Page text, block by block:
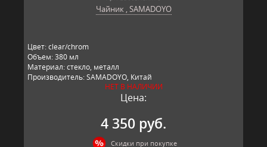
Чайник , SAMADOYO
Цвет: clear/chrom
Объем: 380 мл
Материал: стекло, металл
Производитель: SAMADOYO, Китай
НЕТ В НАЛИЧИИ
Цена:
4 350 руб.
Скидки при покупке